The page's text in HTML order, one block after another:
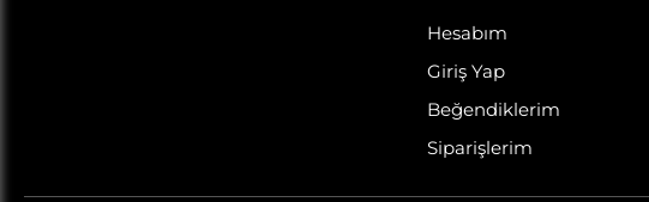
Hesabım
Giriş Yap
Beğendiklerim
Siparişlerim